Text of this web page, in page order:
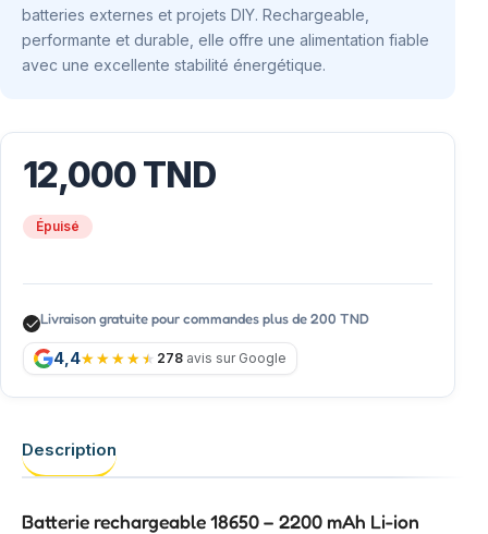
batteries externes et projets DIY. Rechargeable,
performante et durable, elle offre une alimentation fiable
avec une excellente stabilité énergétique.
12,000TND
Épuisé
Livraison gratuite pour commandes plus de 200 TND
4,4 278 avis sur Google
Description
Batterie rechargeable 18650 – 2200 mAh Li-ion